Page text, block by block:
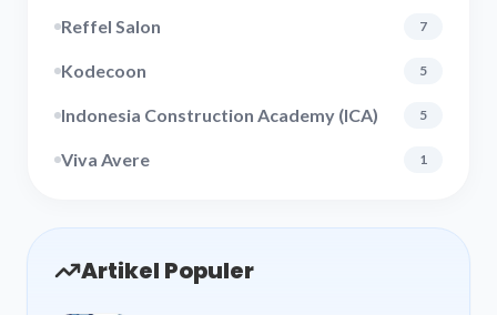
Reffel Salon 7
Kodecoon 5
Indonesia Construction Academy (ICA) 5
Viva Avere 1
Artikel Populer